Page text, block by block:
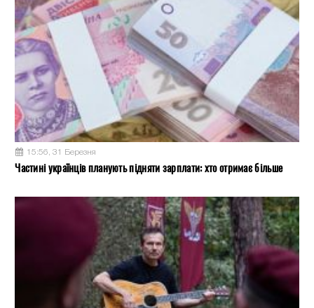
15:56, 31 Березня
Частині українців планують підняти зарплати: хто отримає більше